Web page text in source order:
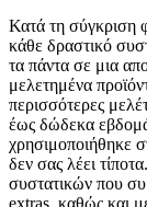
Κατά τη σύγκριση
κάθε δραστικό
τα πάντα σε μια
μελετημένα
περισσότερες
έως δώδεκα
χρησιμοποιήθηκε
δεν σας λέει
συστατικών που